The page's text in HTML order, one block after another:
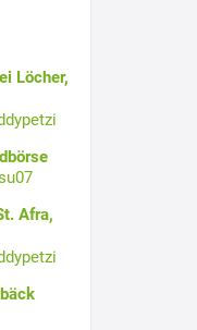
Löcher,
Afra,